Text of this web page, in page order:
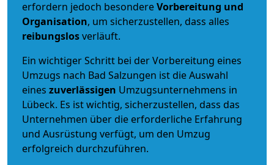
erfordern jedoch besondereVorbereitung und
Organisation, um sicherzustellen, dass alles
reibungslosverläuft.
Ein wichtiger Schritt bei der Vorbereitung eines
Umzugs nach Bad Salzungen ist die Auswahl
eines zuverlässigen Umzugsunternehmens in
Lübeck. Es ist wichtig, sicherzustellen, dass das
Unternehmen über die erforderliche Erfahrung
und Ausrüstung verfügt, um den Umzug
erfolgreich durchzuführen.